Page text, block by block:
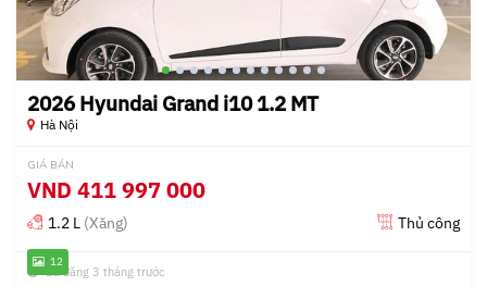
12
2026 Hyundai Grand i10 1.2 MT
Hà Nội
GIÁ BÁN
VND 411 997 000
1.2 L (Xăng) Thủ công
Đã đăng 3 tháng trước